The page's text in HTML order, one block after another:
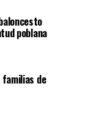
poblana
familias de